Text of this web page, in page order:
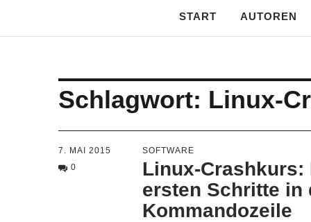
START AUTOREN
Schlagwort: Linux-
7. MAI 2015
0
SOFTWARE
Linux-Crashkurs:
ersten Schritte in
Kommandozeile